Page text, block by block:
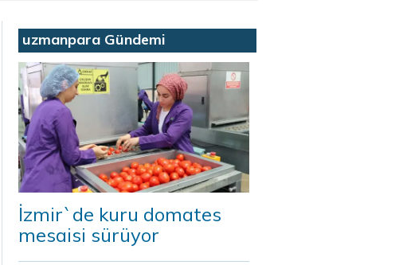
uzmanpara Gündemi
İzmir`de kuru domates
mesaisi sürüyor